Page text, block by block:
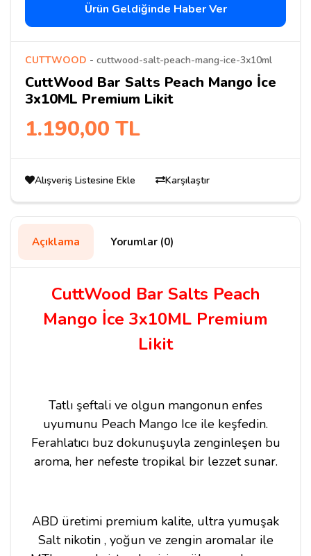
Ürün Geldiğinde Haber Ver
CUTTWOOD - cuttwood-salt-peach-mang-ice-3x10ml
CuttWood Bar Salts Peach Mango İce
3x10ML Premium Likit
1.190,00 TL
Alışveriş Listesine Ekle Karşılaştır
Açıklama Yorumlar (0)
CuttWood Bar Salts Peach
Mango İce 3x10ML Premium
Likit
Tatlı şeftali ve olgun mangonun enfes
uyumunu Peach Mango Ice ile keşfedin.
Ferahlatıcı buz dokunuşuyla zenginleşen bu
aroma, her nefeste tropikal bir lezzet sunar.
ABD üretimi premium kalite, ultra yumuşak
Salt nikotin , yoğun ve zengin aromalar ile